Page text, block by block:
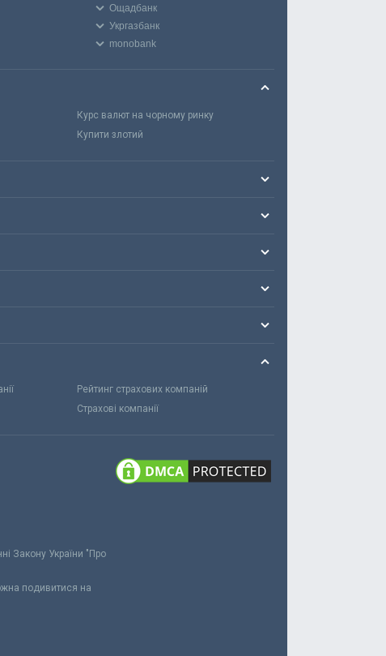
Ощадбанк
Укргазбанк
monobank
Курс валют на чорному ринку
Купити злотий
Рейтинг страхових компаній
Страхові компанії
Закону України "Про
подивитися на